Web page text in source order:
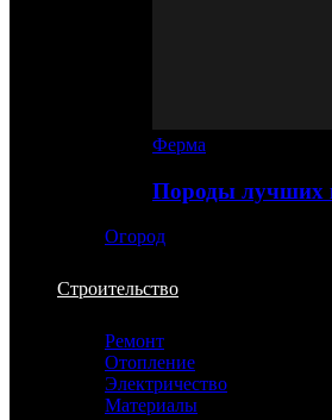
Ферма
Породы лучших
Огород
Строительство
Ремонт
Отопление
Электричество
Материалы